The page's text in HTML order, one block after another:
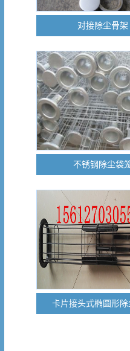
对接除尘骨架
不锈钢除尘袋
卡片接头式椭圆形